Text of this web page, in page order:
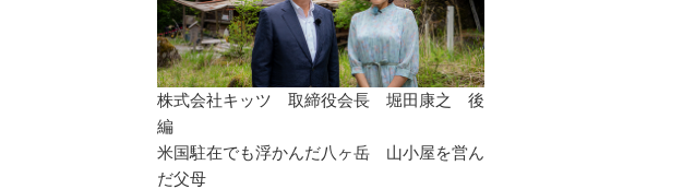
株式会社キッツ 取締役会長 堀田康之 後
編
米国駐在でも浮かんだ八ヶ岳 山小屋を営ん
だ父母